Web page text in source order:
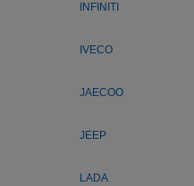
INFINITI
IVECO
JAECOO
JEEP
LADA